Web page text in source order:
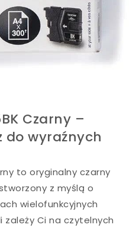
Czarny –
wyraźnych
to oryginalny czarny
z myślą o
wielofunkcyjnych
Ci na czytelnych